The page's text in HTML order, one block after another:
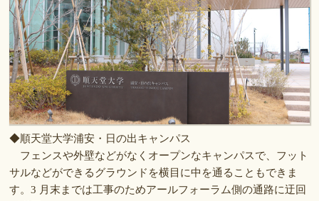
◆順天堂大学浦安・日の出キャンパス
フェンスや外壁などがなくオープンなキャンパスで、フット
サルなどができるグラウンドを横目に中を通ることもできま
す。3 月末までは工事のためアールフォーラム側の通路に迂回